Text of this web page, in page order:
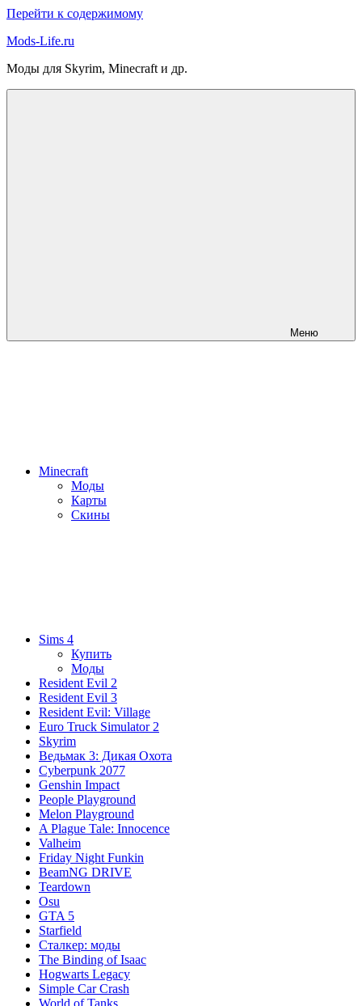
Перейти к содержимому
Mods-Life.ru
Моды для Skyrim, Minecraft и др.
Меню
Minecraft
Моды
Карты
Скины
Sims 4
Купить
Моды
Resident Evil 2
Resident Evil 3
Resident Evil: Village
Euro Truck Simulator 2
Skyrim
Ведьмак 3: Дикая Охота
Cyberpunk 2077
Genshin Impact
People Playground
Melon Playground
A Plague Tale: Innocence
Valheim
Friday Night Funkin
BeamNG DRIVE
Teardown
Osu
GTA 5
Starfield
Сталкер: моды
The Binding of Isaac
Hogwarts Legacy
Simple Car Crash
World of Tanks